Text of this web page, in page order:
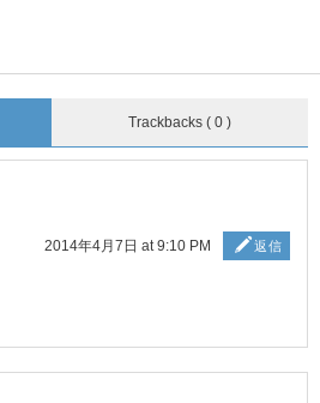
Trackbacks ( 0 )
2014年4月7日 at 9:10 PM 返信